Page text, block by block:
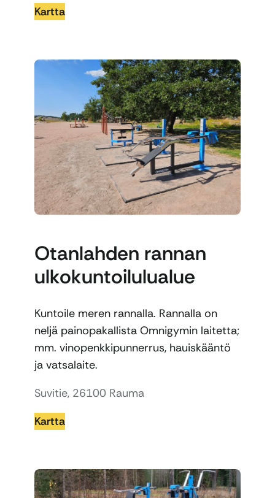
Kartta
Otanlahden rannan
ulkokuntoilulualue
Kuntoile meren rannalla. Rannalla on
neljä painopakallista Omnigymin laitetta;
mm. vinopenkkipunnerrus, hauiskääntö
ja vatsalaite.
Suvitie, 26100 Rauma
Kartta